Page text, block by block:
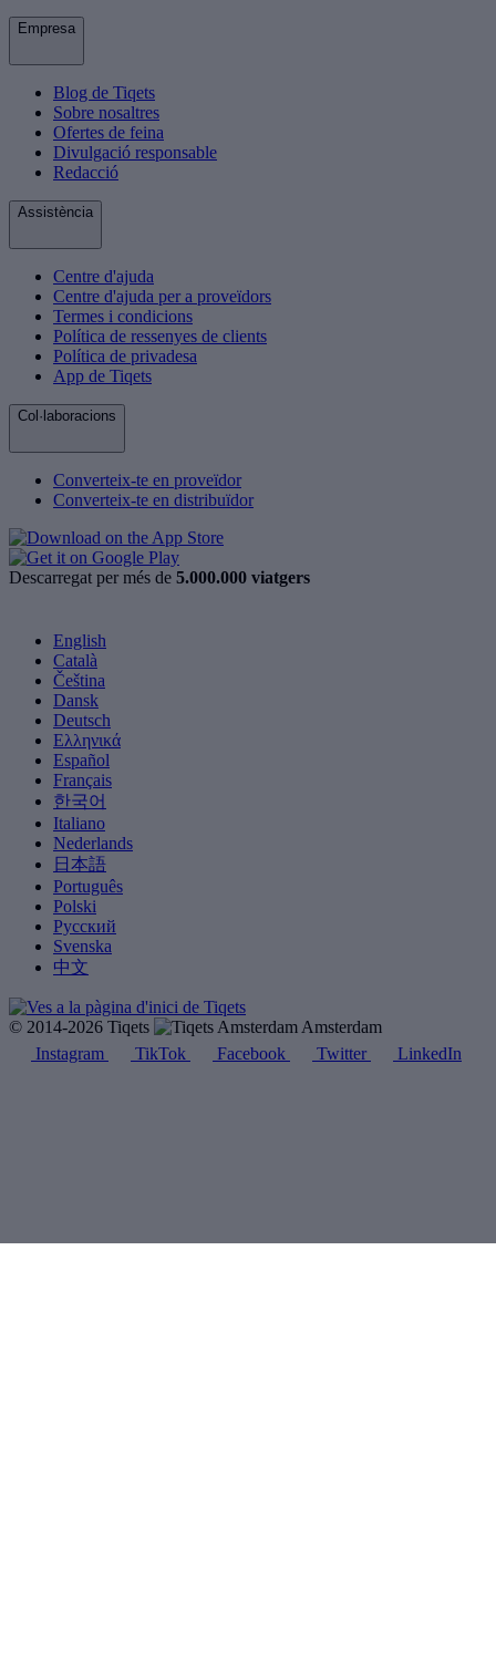
Empresa
Blog de Tiqets
Sobre nosaltres
Ofertes de feina
Divulgació responsable
Redacció
Assistència
Centre d'ajuda
Centre d'ajuda per a proveïdors
Termes i condicions
Política de ressenyes de clients
Política de privadesa
App de Tiqets
Col·laboracions
Converteix-te en proveïdor
Converteix-te en distribuïdor
Descarregat per més de 5.000.000 viatgers
English
Català
Čeština
Dansk
Deutsch
Ελληνικά
Español
Français
한국어
Italiano
Nederlands
日本語
Português
Polski
Русский
Svenska
中文
© 2014-2026 Tiqets
Amsterdam
Instagram
TikTok Facebook Twitter LinkedIn